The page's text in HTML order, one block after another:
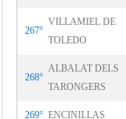
267°
VILLAMIEL DE
TOLEDO
268°
ALBALAT DELS
TARONGERS
269° ENCINILLAS